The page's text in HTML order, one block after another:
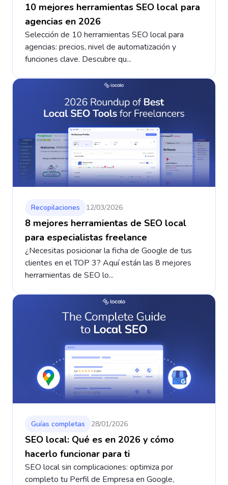
10 mejores herramientas SEO local para
agencias en 2026
Selección de 10 herramientas SEO local para
agencias: precios, nivel de automatización y
funciones clave. Descubre qu...
Recopilaciones 12/03/2026
8 mejores herramientas de SEO local
para especialistas freelance
¿Necesitas posicionar la ficha de Google de tus
clientes en el TOP 3? Aquí están las 8 mejores
herramientas de SEO lo...
Guías completas 28/01/2026
SEO local: Qué es en 2026 y cómo
hacerlo funcionar para ti
SEO local sin complicaciones: optimiza por
completo tu Perfil de Empresa en Google,